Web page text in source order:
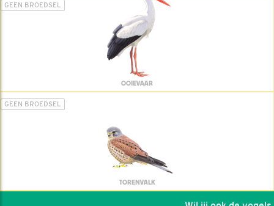
GEEN BROEDSEL
OOIEVAAR
GEEN BROEDSEL
TORENVALK